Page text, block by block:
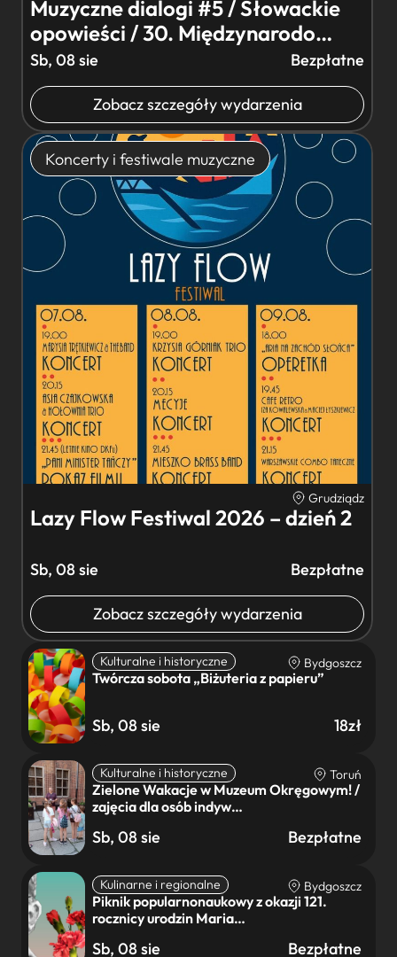
Muzyczne dialogi #5 / Słowackie
opowieści / 30. Międzynarodo…
Sb, 08 sie Bezpłatne
Zobacz szczegóły wydarzenia
Koncerty i festiwale muzyczne
Grudziądz
Lazy Flow Festiwal 2026 – dzień 2
Sb, 08 sie Bezpłatne
Zobacz szczegóły wydarzenia
Kulturalne i historyczne Bydgoszcz
Twórcza sobota „Biżuteria z papieru”
Sb, 08 sie 18zł
Kulturalne i historyczne Toruń
Zielone Wakacje w Muzeum Okręgowym! /
zajęcia dla osób indyw…
Sb, 08 sie Bezpłatne
Kulinarne i regionalne Bydgoszcz
Piknik popularnonaukowy z okazji 121.
rocznicy urodzin Maria…
Sb, 08 sie Bezpłatne